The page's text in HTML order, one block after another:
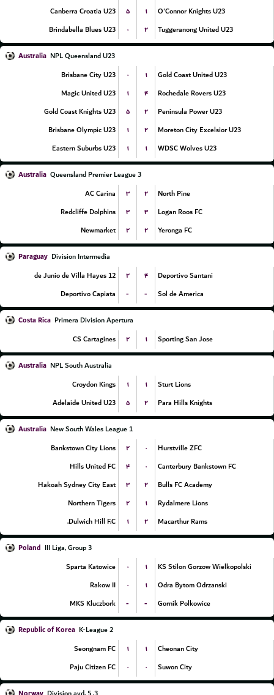
Canberra Croatia U23
۵ ۱
O'Connor Knights U23
Brindabella Blues U23
۰ ۲ Tuggeranong United U23
Australia NPL Queensland U23
Brisbane City U23
۰ ۱
Gold Coast United U23
Magic United U23
۱ ۴
Rochedale Rovers U23
Gold Coast Knights U23
۵ ۲
Peninsula Power U23
Brisbane Olympic U23
۱ ۲
Moreton City Excelsior U23
Eastern Suburbs U23
۱ ۱ WDSC Wolves U23
Australia Queensland Premier League 3
AC Carina
۳ ۲
North Pine
Redcliffe Dolphins
۳ ۳
Logan Roos FC
Newmarket
۲ ۲ Yeronga FC
Paraguay Division Intermedia
12 de Junio de Villa Hayes
۲ ۴
Deportivo Santani
Deportivo Capiata
- - Sol de America
Costa Rica Primera Division Apertura
CS Cartagines
۲ ۱ Sporting San Jose
Australia NPL South Australia
Croydon Kings
۱ ۱
Sturt Lions
Adelaide United U23
۵ ۲ Para Hills Knights
Australia New South Wales League 1
Bankstown City Lions
۲ ۰
Hurstville ZFC
Hills United FC
۴ ۰
Canterbury Bankstown FC
Hakoah Sydney City East
۳ ۲
Bulls FC Academy
Northern Tigers
۲ ۱
Rydalmere Lions
Dulwich Hill F.C.
۱ ۲ Macarthur Rams
Poland III Liga, Group 3
Sparta Katowice
۰ ۱
KS Stilon Gorzow Wielkopolski
Rakow II
۰ ۱
Odra Bytom Odrzanski
MKS Kluczbork
- - Gornik Polkowice
Republic of Korea K-League 2
Seongnam FC
۱ ۱
Cheonan City
Paju Citizen FC
۰ ۰ Suwon City